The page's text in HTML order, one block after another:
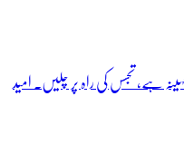
ہے، تجسس کی راہ پر چلیں۔ امید